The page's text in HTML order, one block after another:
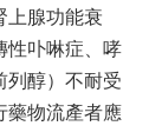
上腺功能衰
性卟啉症、哮
列醇）不耐受
藥物流產者應